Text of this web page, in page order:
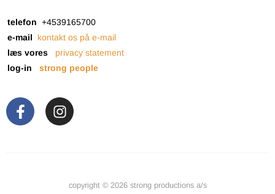
telefon +4539165700
e-mail kontakt os på e-mail
læs vores privacy statement
log-in
strong people
copyright © 2026 strong productions a/s